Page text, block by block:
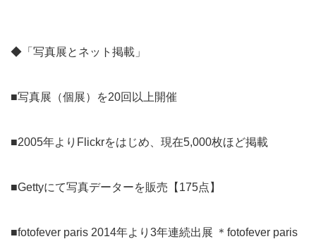
◆「写真展とネット掲載」
■写真展（個展）を20回以上開催
■2005年よりFlickrをはじめ、現在5,000枚ほど掲載
■Gettyにて写真データーを販売【175点】
■fotofever paris 2014年より3年連続出展 ＊fotofever paris